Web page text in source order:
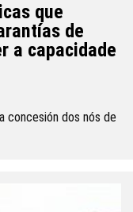
que
de
a capacidade
concesión dos nós de